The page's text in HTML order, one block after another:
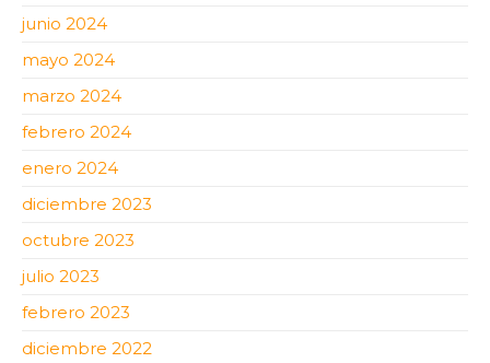
junio 2024
mayo 2024
marzo 2024
febrero 2024
enero 2024
diciembre 2023
octubre 2023
julio 2023
febrero 2023
diciembre 2022